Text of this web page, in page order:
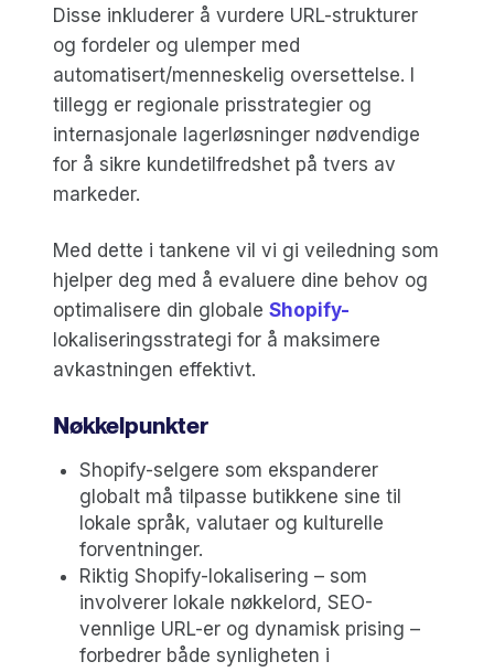
Disse inkluderer å vurdere URL-strukturer
og fordeler og ulemper med
automatisert/menneskelig oversettelse. I
tillegg er regionale prisstrategier og
internasjonale lagerløsninger nødvendige
for å sikre kundetilfredshet på tvers av
markeder.
Med dette i tankene vil vi gi veiledning som
hjelper deg med å evaluere dine behov og
optimalisere din globale Shopify-
lokaliseringsstrategi for å maksimere
avkastningen effektivt.
Nøkkelpunkter
Shopify-selgere som ekspanderer
globalt må tilpasse butikkene sine til
lokale språk, valutaer og kulturelle
forventninger.
Riktig Shopify-lokalisering – som
involverer lokale nøkkelord, SEO-
vennlige URL-er og dynamisk prising –
forbedrer både synligheten i